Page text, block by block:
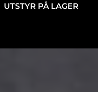
UTSTYR PÅ LAGER